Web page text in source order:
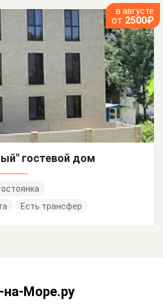
в августе
от 2500₽
гостевой дом
Есть трансфер
на-Море.ру